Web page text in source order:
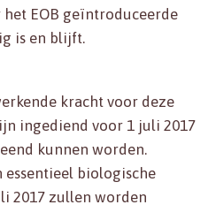
EOB geïntroduceerde
is en blijft.
kracht voor deze
ingediend voor 1 juli 2017
kunnen worden.
biologische
2017 zullen worden